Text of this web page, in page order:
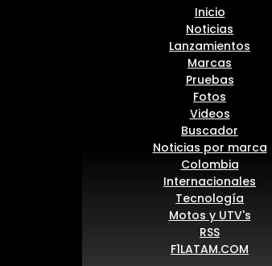
Inicio
Noticias
Lanzamientos
Marcas
Pruebas
Fotos
Videos
Buscador
Noticias por marca
Colombia
Internacionales
Tecnología
Motos y UTV's
RSS
F1LATAM.COM